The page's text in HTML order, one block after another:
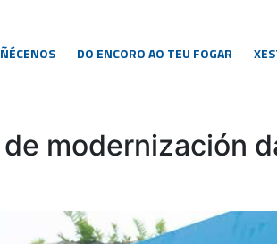
DO ENCORO AO TEU FOGAR
modernización